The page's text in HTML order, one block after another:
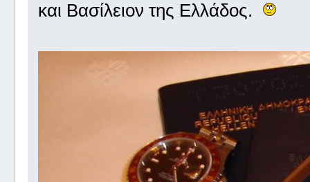
και Βασίλειον της Ελλάδος.